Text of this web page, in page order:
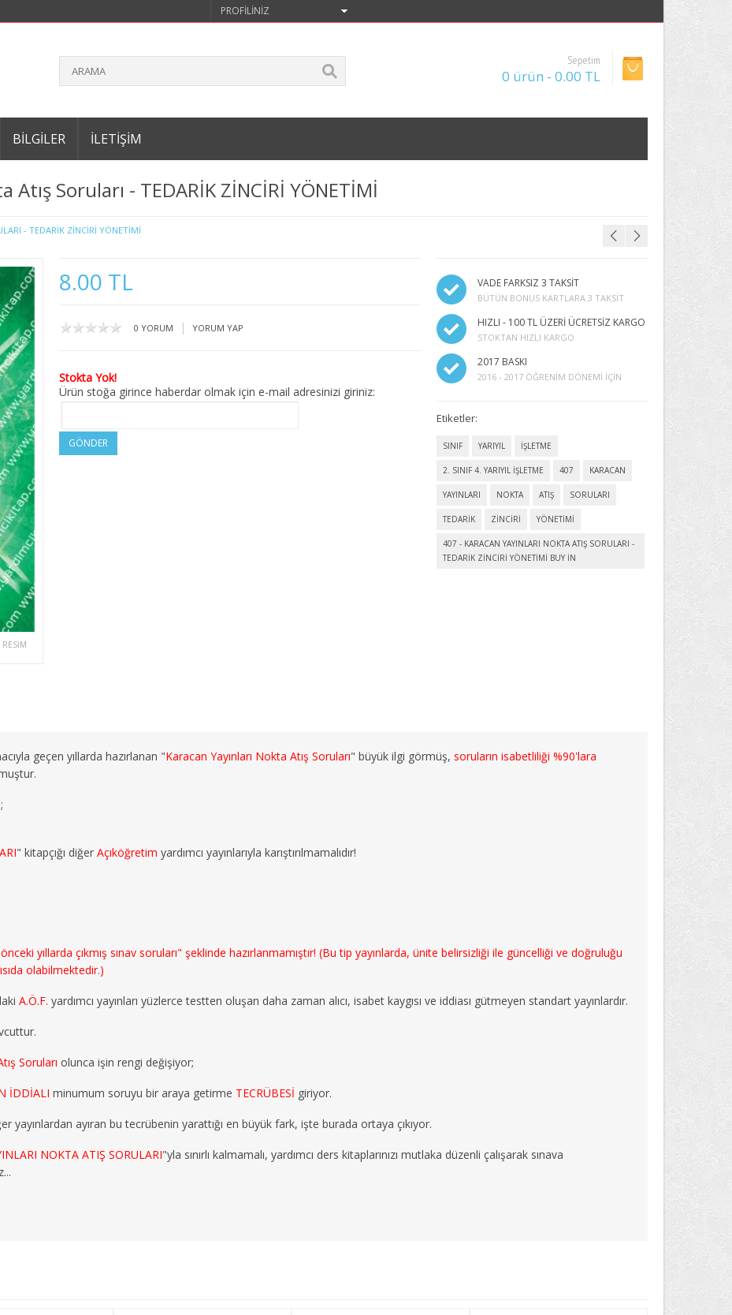
PROFILINIZ
Sepetim
0 ürün - 0.00 TL
BILGILER İLETIŞIM
Atış Soruları - TEDARİK ZİNCİRİ YÖNETİMİ
- TEDARİK ZİNCİRİ YÖNETİMİ
RESIM
8.00 TL
0 YORUM |YORUM YAP
Stokta Yok!
Ürün stoğa girince haberdar olmak için e-mail adresinizi giriniz:
GÖNDER
VADE FARKSIZ 3 TAKSİT
BÜTÜN BONUS KARTLARA 3 TAKSIT
HIZLI - 100 TL ÜZERİ ÜCRETSİZ KARGO
STOKTAN HIZLI KARGO
2017 BASKI
2016 - 2017 ÖĞRENIM DÖNEMI İÇIN
Etiketler:
SINIF YARIYIL İŞLETME
2. SINIF 4. YARIYIL İŞLETME 407 KARACAN
YAYINLARI NOKTA ATIŞ SORULARI
TEDARİK ZİNCİRİ YÖNETİMİ
407 - KARACAN YAYINLARI NOKTA ATIŞ SORULARI -
TEDARİK ZİNCİRİ YÖNETİMİ BUY IN
geçen yıllarda hazırlanan "Karacan Yayınları Nokta Atış Soruları" büyük ilgi görmüş, soruların isabetliliği %90'lara
" kitapçığı diğer Açıköğretim yardımcı yayınlarıyla karıştırılmamalıdır!
yıllarda çıkmış sınav soruları" şeklinde hazırlanmamıştır! (Bu tip yayınlarda, ünite belirsizliği ile güncelliği ve doğruluğu
olabilmektedir.)
A.Ö.F. yardımcı yayınları yüzlerce testten oluşan daha zaman alıcı, isabet kaygısı ve iddiası gütmeyen standart yayınlardır.
Soruları olunca işin rengi değişiyor;
İDDİALI minumum soruyu bir araya getirme TECRÜBESİ giriyor.
yayınlardan ayıran bu tecrübenin yarattığı en büyük fark, işte burada ortaya çıkıyor.
NOKTA ATIŞ SORULARI"yla sınırlı kalmamalı, yardımcı ders kitaplarınızı mutlaka düzenli çalışarak sınava